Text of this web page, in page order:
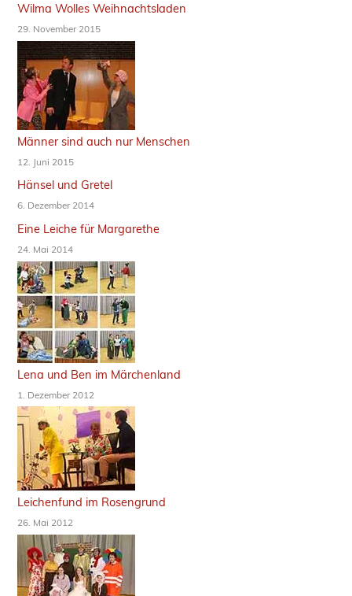
Wilma Wolles Weihnachtsladen
29. November 2015
Männer sind auch nur Menschen
12. Juni 2015
Hänsel und Gretel
6. Dezember 2014
Eine Leiche für Margarethe
24. Mai 2014
Lena und Ben im Märchenland
1. Dezember 2012
Leichenfund im Rosengrund
26. Mai 2012